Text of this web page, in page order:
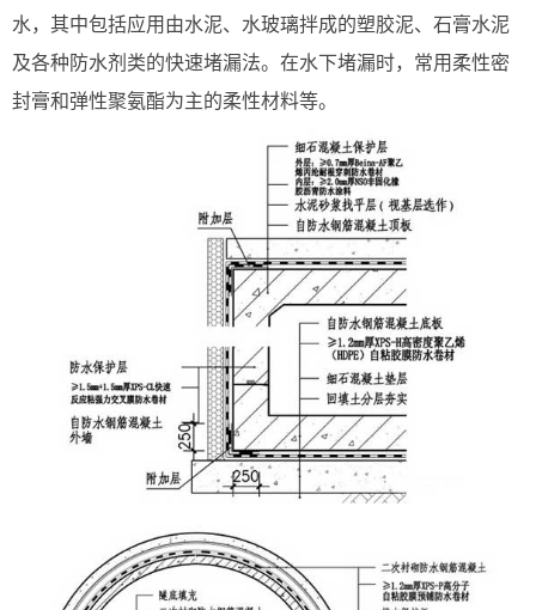
水，其中包括应用由水泥、水玻璃拌成的塑胶泥、石膏水泥
及各种防水剂类的快速堵漏法。在水下堵漏时，常用柔性密
封膏和弹性聚氨酯为主的柔性材料等。